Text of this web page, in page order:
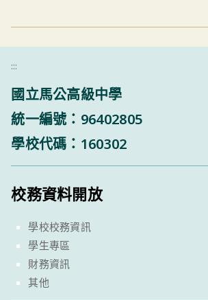
:::
國立馬公高級中學
統一編號：96402805
學校代碼：160302
校務資料開放
學校校務資訊
學生專區
財務資訊
其他